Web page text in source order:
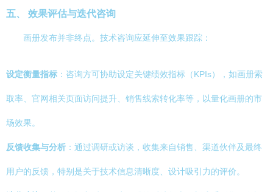
五、 效果评估与迭代咨询
画册发布并非终点。技术咨询应延伸至效果跟踪：
设定衡量指标 ：咨询方可协助设定关键绩效指标（KPIs），如画册索
取率、官网相关页面访问提升、销售线索转化率等，以量化画册的市
场效果。
反馈收集与分析 ：通过调研或访谈，收集来自销售、渠道伙伴及最终
用户的反馈，特别是关于技术信息清晰度、设计吸引力的评价。